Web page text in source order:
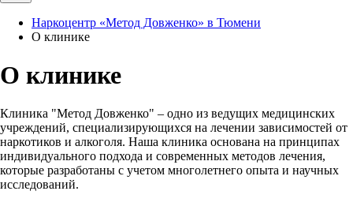
Наркоцентр «Метод Довженко» в Тюмени
О клинике
О клинике
Клиника "Метод Довженко" – одно из ведущих медицинских
учреждений, специализирующихся на лечении зависимостей от
наркотиков и алкоголя. Наша клиника основана на принципах
индивидуального подхода и современных методов лечения,
которые разработаны с учетом многолетнего опыта и научных
исследований.